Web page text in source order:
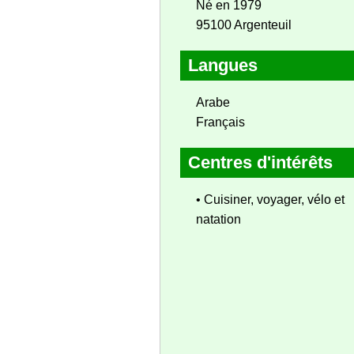
Né en 1979
95100 Argenteuil
Langues
Arabe
Français
Centres d'intérêts
• Cuisiner, voyager, vélo et
natation